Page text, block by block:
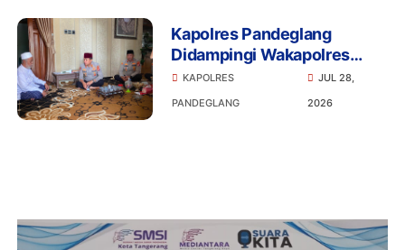
Kapolres Pandeglang
Didampingi Wakapolres
Gelar Silaturahmi ke
Kediaman Abuya Murtadho
KAPOLRES
PANDEGLANG
JUL 28,
2026